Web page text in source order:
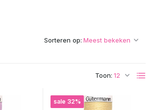
Toon:
Sorteren op:
sale 32%